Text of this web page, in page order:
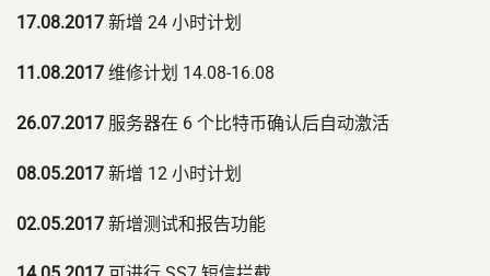
17.08.2017 新增 24 小时计划
11.08.2017 维修计划 14.08-16.08
26.07.2017 服务器在 6 个比特币确认后自动激活
08.05.2017 新增 12 小时计划
02.05.2017 新增测试和报告功能